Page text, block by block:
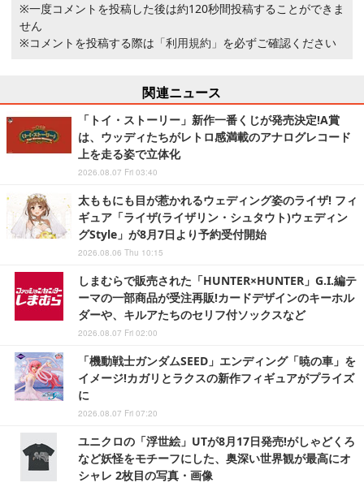
※一度コメントを投稿した後は約120秒間投稿することができま
せん
※コメントを投稿する際は 「利用規約」 を必ずご確認ください
関連ニュース
「トイ・ストーリー」新作一番くじが発売決定!A賞
は、ウッディたちがレトロ感満載のアナログレコード
上を走る姿で立体化
2026.08.07 Fri 03:40
太ももにも目が惹かれるウェディング姿のライザ! フィ
ギュア「ライザ(ライザリン・シュタウト)ウェディン
グStyle」が8月7日より予約受付開始
2026.08.06 Thu 10:15
しまむらで販売された「HUNTER×HUNTER」G.I.編テ
ーマの一部商品が受注再販!カードデザインのキーホル
ダーや、キルアたちのセリフ付ソックスなど
2026.08.07 Fri 02:00
「機動戦士ガンダムSEED」エンディング「暁の車」を
イメージ!カガリとラクスの新作フィギュアがプライズ
に
2026.08.07 Fri 07:20
ユニクロの「浮世絵」UTが8月17日発売!がしゃどくろ
など妖怪をモチーフにした、奥深い世界観が最高にオ
シャレ 2枚目の写真・画像